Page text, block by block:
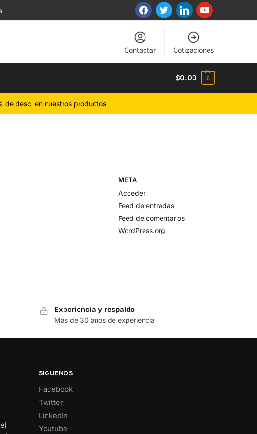
Contactar Cotizaciones
$0.00 0
de desc. en nuestros productos
META
Acceder
Feed de entradas
Feed de comentarios
WordPress.org
Experiencia y respaldo
Más de 30 años de experiencia
SIGUENOS
Facebook
Twitter
LinkedIn
Youtube